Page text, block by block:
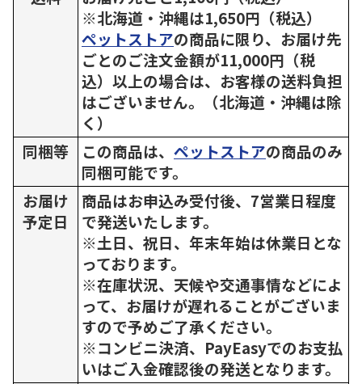
※北海道・沖縄は1,650円（税込）
ペットストアの商品に限り、お届け先
ごとのご注文金額が11,000円（税
込）以上の場合は、お客様の送料負担
はございません。（北海道・沖縄は除
く）
同梱等
この商品は、 ペットストアの商品のみ
同梱可能です。
お届け
予定日
商品はお申込み受付後、7営業日程度
で発送いたします。
※土日、祝日、年末年始は休業日とな
っております。
※在庫状況、天候や交通事情などによ
って、お届けが遅れることがございま
すので予めご了承ください。
※コンビニ決済、PayEasyでのお支払
いはご入金確認後の発送となります。